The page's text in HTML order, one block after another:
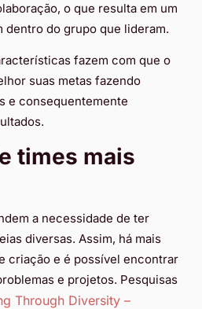
o que resulta em um
dentro do grupo que lideram.
fazem com que o
suas metas fazendo
e consequentemente
times mais
a necessidade de ter
diversas. Assim, há mais
criação e é possível encontrar
e projetos. Pesquisas
Through Diversity –